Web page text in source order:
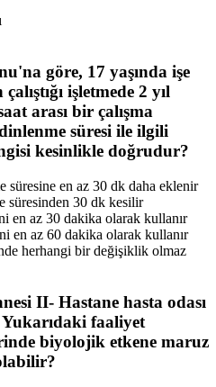
göre, 17 yaşında işe
işletmede 2 yıl
arası bir çalışma
süresi ile ilgili
kesinlikle doğrudur?
süresine en az 30 dk daha eklenir
süresinden 30 dk kesilir
en az 30 dakika olarak kullanır
en az 60 dakika olarak kullanır
herhangi bir değişiklik olmaz
II- Hastane hasta odası
faaliyet
biyolojik etkene maruz